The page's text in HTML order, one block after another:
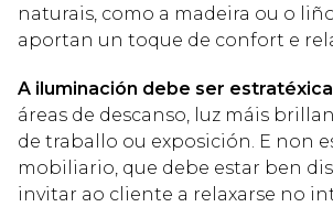
naturais, como a madeira ou o
aportan un toque de confort e
A iluminación debe ser
áreas de descanso, luz máis
de traballo ou exposición. E non
mobiliario, que debe estar ben
invitar ao cliente a relaxarse no